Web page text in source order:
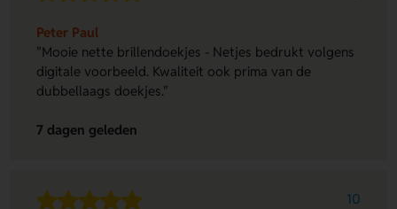
Peter Paul
"Mooie nette brillendoekjes - Netjes bedrukt volgens
digitale voorbeeld. Kwaliteit ook prima van de
dubbellaags doekjes."
7 dagen geleden
10